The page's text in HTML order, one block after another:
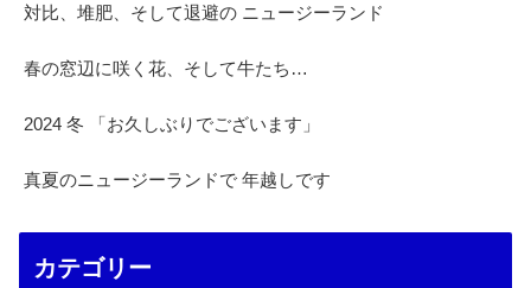
対比、堆肥、そして退避の ニュージーランド
春の窓辺に咲く花、そして牛たち…
2024 冬 「お久しぶりでございます」
真夏のニュージーランドで 年越しです
カテゴリー